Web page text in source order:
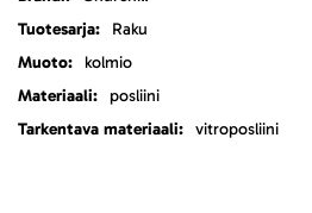
Raku
kolmio
posliini
vitroposliini